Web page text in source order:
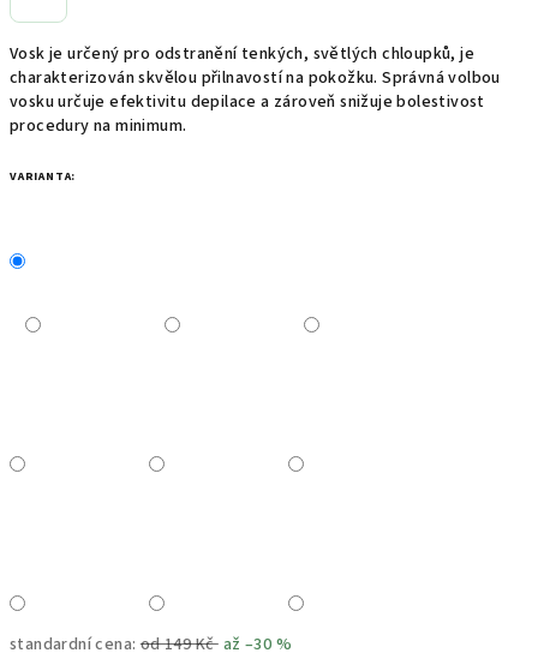
Vosk je určený pro odstranění tenkých, světlých chloupků, je
charakterizován skvělou přilnavostí na pokožku. Správná volbou
vosku určuje efektivitu depilace a zároveň snižuje bolestivost
procedury na minimum.
VARIANTA:
standardní cena: od 149 Kč až –30 %